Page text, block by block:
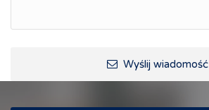
Wyślij wiadomość